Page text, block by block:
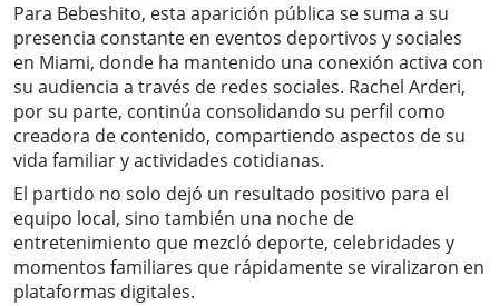
Para Bebeshito, esta aparición pública se suma a su
presencia constante en eventos deportivos y sociales
en Miami, donde ha mantenido una conexión activa con
su audiencia a través de redes sociales. Rachel Arderi,
por su parte, continúa consolidando su perfil como
creadora de contenido, compartiendo aspectos de su
vida familiar y actividades cotidianas.
El partido no solo dejó un resultado positivo para el
equipo local, sino también una noche de
entretenimiento que mezcló deporte, celebridades y
momentos familiares que rápidamente se viralizaron en
plataformas digitales.